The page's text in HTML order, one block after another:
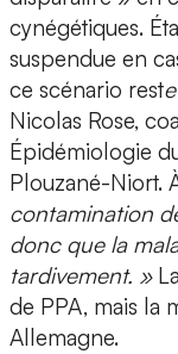
cynégétiques.
suspendue en
ce scénario rest
Nicolas Rose,
Épidémiologie
Plouzané-Niort.
contamination
donc que la
tardivement. »
de PPA, mais la
Allemagne.